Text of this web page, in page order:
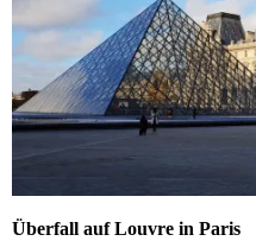
Überfall auf Louvre in Paris